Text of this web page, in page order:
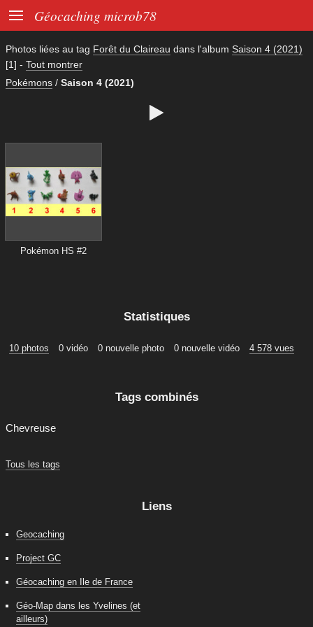
 Géocaching microb78
Photos liées au tag Forêt du Claireau dans l'album Saison 4 (2021)
[1] - Tout montrer
Pokémons / Saison 4 (2021)

Pokémon HS #2
Statistiques
10 photos 0 vidéo 0 nouvelle photo 0 nouvelle vidéo 4 578 vues
Tags combinés
Chevreuse
Tous les tags
Liens
Geocaching
Project GC
Géocaching en Ile de France
Géo-Map dans les Yvelines (et
ailleurs)